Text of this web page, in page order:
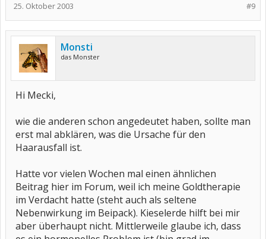
#9
25. Oktober 2003
Monsti
das Monster
Hi Mecki,
wie die anderen schon angedeutet haben, sollte man
erst mal abklären, was die Ursache für den
Haarausfall ist.
Hatte vor vielen Wochen mal einen ähnlichen
Beitrag hier im Forum, weil ich meine Goldtherapie
im Verdacht hatte (steht auch als seltene
Nebenwirkung im Beipack). Kieselerde hilft bei mir
aber überhaupt nicht. Mittlerweile glaube ich, dass